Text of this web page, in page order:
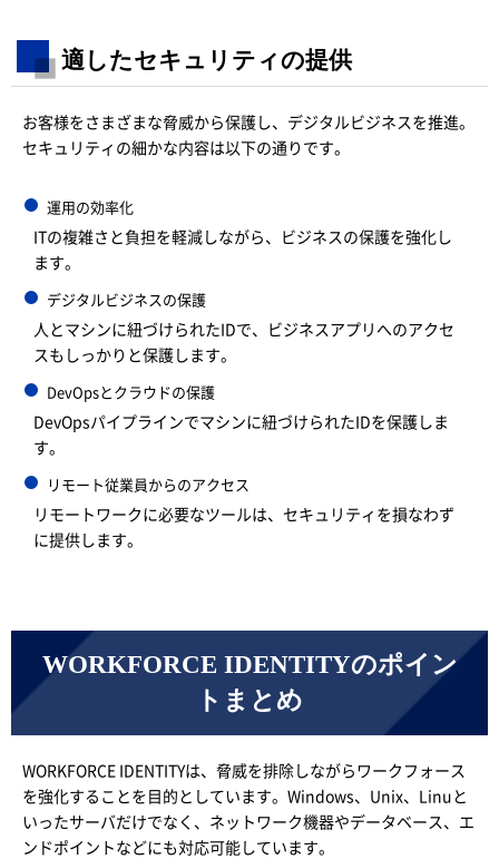
適したセキュリティの提供
お客様をさまざまな脅威から保護し、デジタルビジネスを推進。
セキュリティの細かな内容は以下の通りです。
運用の効率化
ITの複雑さと負担を軽減しながら、ビジネスの保護を強化し
ます。
デジタルビジネスの保護
人とマシンに紐づけられたIDで、ビジネスアプリへのアクセ
スもしっかりと保護します。
DevOpsとクラウドの保護
DevOpsパイプラインでマシンに紐づけられたIDを保護しま
す。
リモート従業員からのアクセス
リモートワークに必要なツールは、セキュリティを損なわず
に提供します。
WORKFORCE IDENTITYのポイン
トまとめ
WORKFORCE IDENTITYは、脅威を排除しながらワークフォース
を強化することを目的としています。Windows、Unix、Linuと
いったサーバだけでなく、ネットワーク機器やデータベース、エ
ンドポイントなどにも対応可能しています。